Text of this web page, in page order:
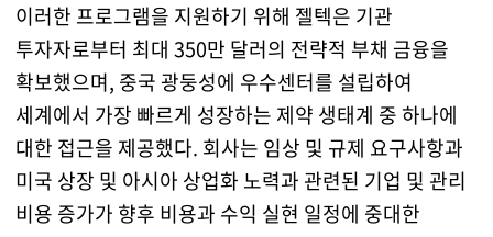
이러한 프로그램을 지원하기 위해 젤텍은 기관
투자자로부터 최대 350만 달러의 전략적 부채 금융을
확보했으며, 중국 광둥성에 우수센터를 설립하여
세계에서 가장 빠르게 성장하는 제약 생태계 중 하나에
대한 접근을 제공했다. 회사는 임상 및 규제 요구사항과
미국 상장 및 아시아 상업화 노력과 관련된 기업 및 관리
비용 증가가 향후 비용과 수익 실현 일정에 중대한